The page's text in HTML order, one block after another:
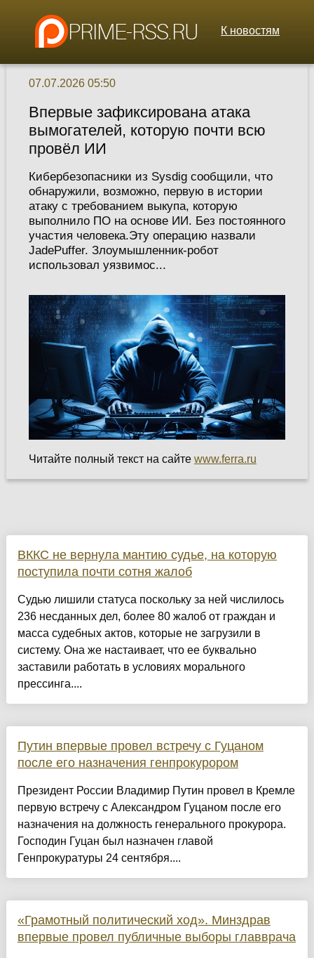
К новостям
07.07.2026 05:50
Впервые зафиксирована атака
вымогателей, которую почти всю
провёл ИИ
Кибербезопасники из Sysdig сообщили, что
обнаружили, возможно, первую в истории
атаку с требованием выкупа, которую
выполнило ПО на основе ИИ. Без постоянного
участия человека.Эту операцию назвали
JadePuffer. Злоумышленник-робот
использовал уязвимос...
Читайте полный текст на сайте www.ferra.ru
ВККС не вернула мантию судье, на которую
поступила почти сотня жалоб
Судью лишили статуса поскольку за ней числилось
236 несданных дел, более 80 жалоб от граждан и
масса судебных актов, которые не загрузили в
систему. Она же настаивает, что ее буквально
заставили работать в условиях морального
прессинга....
Путин впервые провел встречу с Гуцаном
после его назначения генпрокурором
Президент России Владимир Путин провел в Кремле
первую встречу с Александром Гуцаном после его
назначения на должность генерального прокурора.
Господин Гуцан был назначен главой
Генпрокуратуры 24 сентября....
«Грамотный политический ход». Минздрав
впервые провел публичные выборы главврача